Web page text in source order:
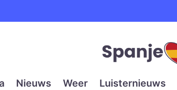
de eerste en
Nieuws Weer Luisternieuws